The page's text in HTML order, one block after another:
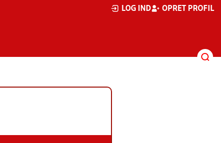
LOG IND OPRET PROFIL